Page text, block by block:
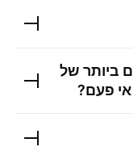
ביותר של
אי פעם?